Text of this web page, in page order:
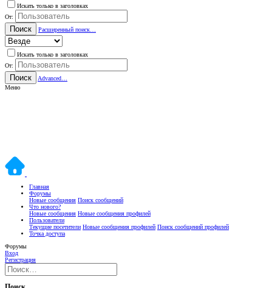
Искать только в заголовках
От:
Поиск Расширенный поиск…
Искать только в заголовках
От:
Поиск
Advanced…
Меню
Главная
Форумы
Новые сообщения Поиск сообщений
Что нового?
Новые сообщения Новые сообщения профилей
Пользователи
Текущие посетители Новые сообщения профилей Поиск сообщений профилей
Точка доступа
Форумы
Вход
Регистрация